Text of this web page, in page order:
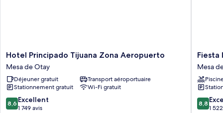
Hotel
Principado
Tijuana
Zona
Aeropuerto
Mesa
de
Hotel Principado Tijuana Zona Aeropuerto
Mesa de Otay
Déjeuner gratuit
Transport aéroportuaire
Stationnement gratuit
Wi-Fi gratuit
8.6
sur
8,6 Excellent
1 749 avis
Fiesta
Inn
Tijuana
Otay
Mesa
de
Otay
Fiesta
Mesa
8.8
sur
8,8
1